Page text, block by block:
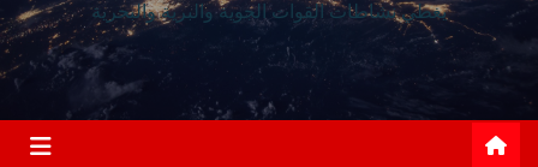
يغطي نشاطات القوات الجوية والبرية والبحرية